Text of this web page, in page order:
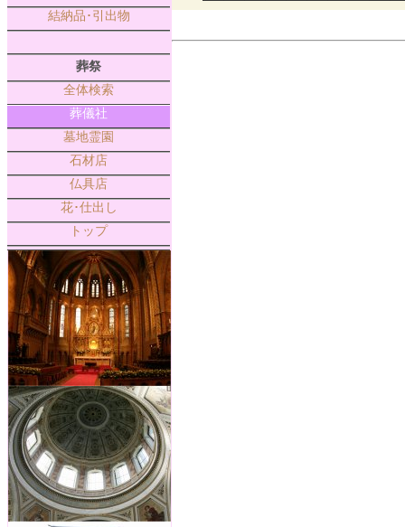
結納品･引出物
葬祭
全体検索
葬儀社
墓地霊園
石材店
仏具店
花･仕出し
トップ